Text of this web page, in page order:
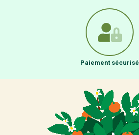
Paiement sécurisé